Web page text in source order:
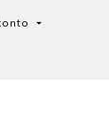
